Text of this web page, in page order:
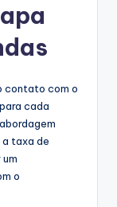
contato com o
cada
taxa de
o